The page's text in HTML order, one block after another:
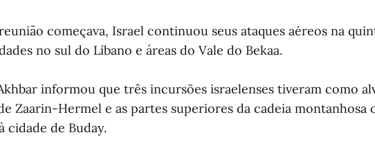
começava, Israel continuou seus ataques aéreos na
no sul do Líbano e áreas do Vale do Bekaa.
informou que três incursões israelenses tiveram como
Zaarin-Hermel e as partes superiores da cadeia montanhosa
cidade de Buday.